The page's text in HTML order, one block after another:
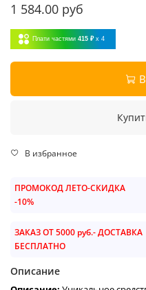
1 584.00 руб
Плати частями 415 ₽ x 4
В избранное
ПРОМОКОД ЛЕТО-СКИДКА
-10%
ЗАКАЗ ОТ 5000 руб.- ДОСТАВКА
БЕСПЛАТНО
Описание